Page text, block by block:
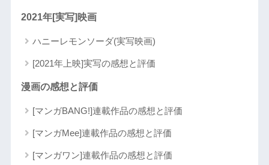
2021年[実写]映画
ハニーレモンソーダ(実写映画)
[2021年上映]実写の感想と評価
漫画の感想と評価
[マンガBANG!]連載作品の感想と評価
[マンガMee]連載作品の感想と評価
[マンガワン]連載作品の感想と評価